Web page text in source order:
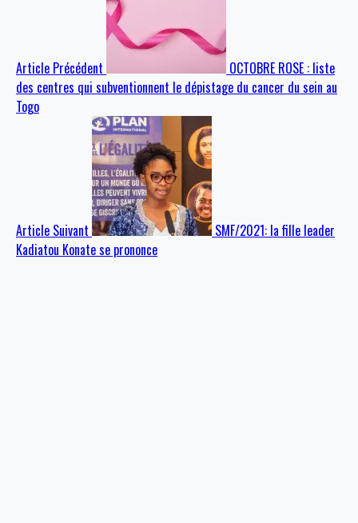
Article Précédent
OCTOBRE ROSE : liste
des centres qui subventionnent le dépistage du cancer du sein au
Togo
Article Suivant
SMF/2021: la fille leader
Kadiatou Konate se prononce